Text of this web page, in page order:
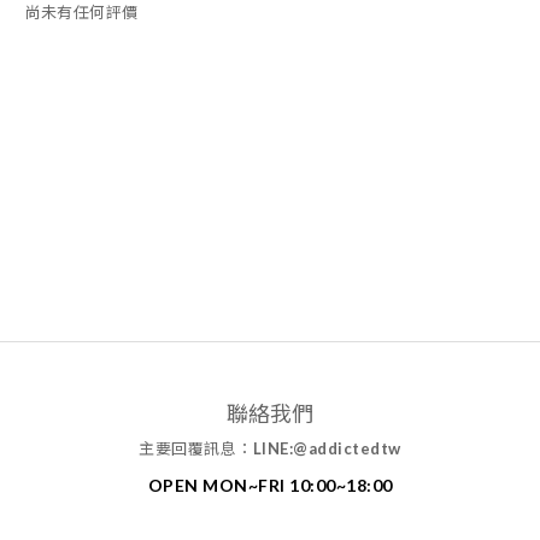
尚未有任何評價
聯絡我們
主要回覆訊息： LINE:@addictedtw
OPEN MON~FRI 10:00~18:00